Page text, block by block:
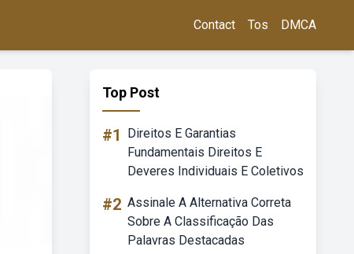
Contact Tos DMCA
Top Post
#1
Direitos E Garantias
Fundamentais Direitos E
Deveres Individuais E Coletivos
#2 Assinale A Alternativa Correta
Sobre A Classificação Das
Palavras Destacadas